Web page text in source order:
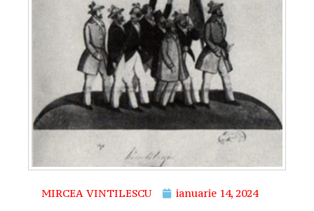
MIRCEA VINTILESCU ianuarie 14, 2024